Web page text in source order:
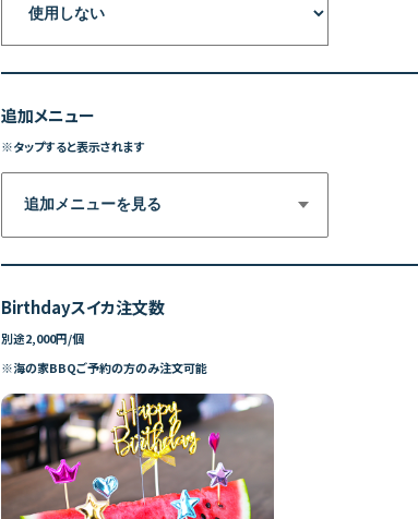
追加メニュー
※タップすると表示されます
追加メニューを見る
Birthdayスイカ注文数
別途2,000円/個
※海の家BBQご予約の方のみ注文可能